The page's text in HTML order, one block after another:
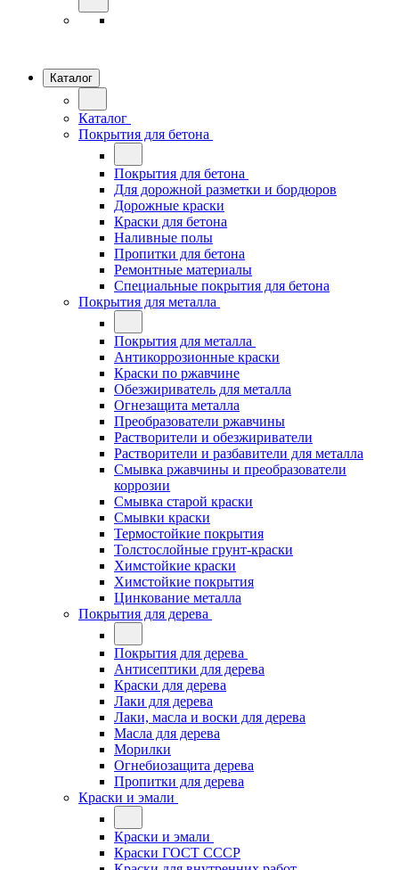
Каталог
Каталог
Покрытия для бетона
Покрытия для бетона
Для дорожной разметки и бордюров
Дорожные краски
Краски для бетона
Наливные полы
Пропитки для бетона
Ремонтные материалы
Специальные покрытия для бетона
Покрытия для металла
Покрытия для металла
Антикоррозионные краски
Краски по ржавчине
Обезжириватель для металла
Огнезащита металла
Преобразователи ржавчины
Растворители и обезжириватели
Растворители и разбавители для металла
Смывка ржавчины и преобразователи
коррозии
Смывка старой краски
Смывки краски
Термостойкие покрытия
Толстослойные грунт-краски
Химстойкие краски
Химстойкие покрытия
Цинкование металла
Покрытия для дерева
Покрытия для дерева
Антисептики для дерева
Краски для дерева
Лаки для дерева
Лаки, масла и воски для дерева
Масла для дерева
Морилки
Огнебиозащита дерева
Пропитки для дерева
Краски и эмали
Краски и эмали
Краски ГОСТ СССР